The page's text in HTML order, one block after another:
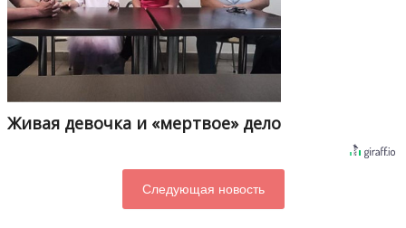
Живая девочка и «мертвое» дело
Следующая новость